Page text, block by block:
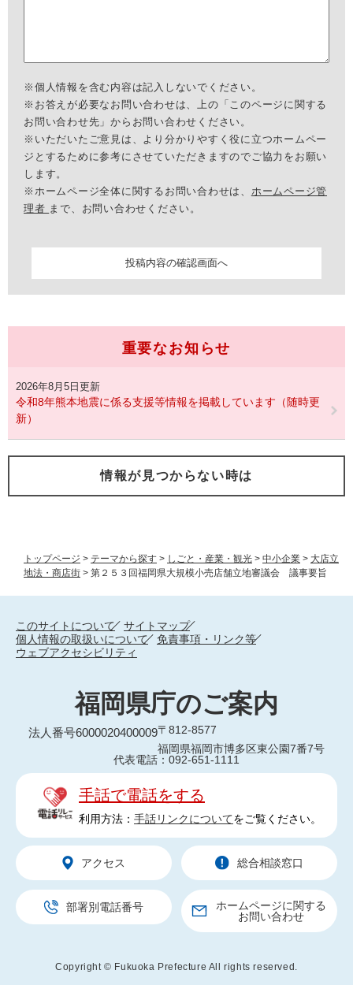
トップページ > テーマから探す > しごと・産業・観光 > 中小企業 > 大店立
地法・商店街 > 第２５３回福岡県大規模小売店舗立地審議会 議事要旨
※個人情報を含む内容は記入しないでください。
※お答えが必要なお問い合わせは、上の「このページに関する
お問い合わせ先」からお問い合わせください。
※いただいたご意見は、より分かりやすく役に立つホームペー
ジとするために参考にさせていただきますのでご協力をお願い
します。
※ホームページ全体に関するお問い合わせは、 ホームページ管
理者 まで、お問い合わせください。
重要なお知らせ
2026年8月5日更新
令和8年熊本地震に係る支援等情報を掲載しています（随時更
新）
情報が見つからない時は
このサイトについて
サイトマップ
個人情報の取扱いについて
免責事項・リンク等
ウェブアクセシビリティ
福岡県庁のご案内
法人番号6000020400009〒812-8577
福岡県福岡市博多区東公園7番7号
代表電話：092-651-1111
手話で電話をする
利用方法： 手話リンクについてをご覧ください。
アクセス 総合相談窓口
部署別電話番号
ホームページに関する
お問い合わせ
Copyright © Fukuoka Prefecture All rights reserved.